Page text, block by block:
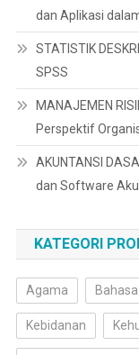
dan Aplikasi
STATISTIK
SPSS
MANAJEMEN
Perspektif
AKUNTANSI
dan Software
KATEGORI
Agama Bahasa
Kebidanan